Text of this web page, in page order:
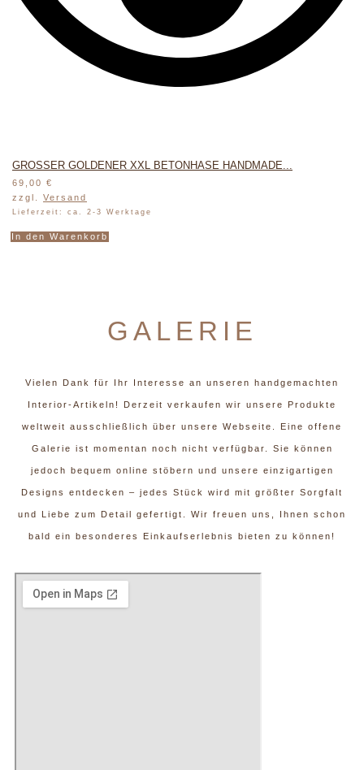
GROSSER GOLDENER XXL BETONHASE HANDMADE...
69,00 €
zzgl. Versand
Lieferzeit: ca. 2-3 Werktage
In den Warenkorb
GALERIE
Vielen Dank für Ihr Interesse an unseren handgemachten
Interior-Artikeln! Derzeit verkaufen wir unsere Produkte
weltweit ausschließlich über unsere Webseite. Eine offene
Galerie ist momentan noch nicht verfügbar. Sie können
jedoch bequem online stöbern und unsere einzigartigen
Designs entdecken – jedes Stück wird mit größter Sorgfalt
und Liebe zum Detail gefertigt. Wir freuen uns, Ihnen schon
bald ein besonderes Einkaufserlebnis bieten zu können!